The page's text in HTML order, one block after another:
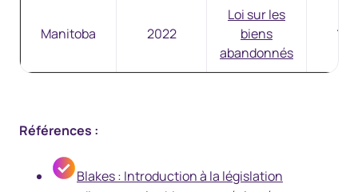
Manitoba 2022
Loi sur les
biens
abandonnés
12
Références :
Blakes : Introduction à la législation